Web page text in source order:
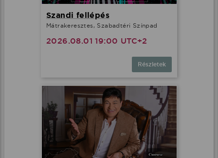
Szandi fellépés
Mátrakeresztes, Szabadtéri Színpad
2026.08.01 19:00 UTC+2
Részletek